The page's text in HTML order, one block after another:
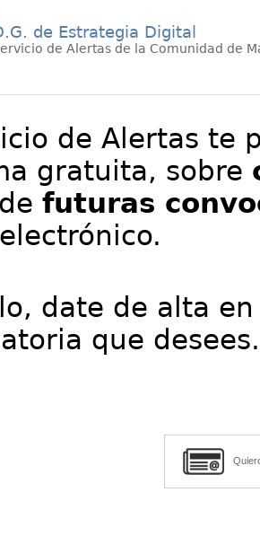
de Estrategia Digital
de Alertas de la Comunidad de
de Alertas te
gratuita, sobre
futuras
date de alta
que desees.